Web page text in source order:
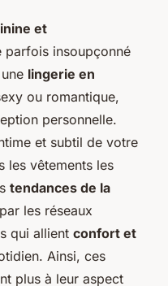
et
parfois insoupçonné
lingerie en
ou romantique,
personnelle.
et subtil de votre
les vêtements les
tendances de la
les réseaux
qui allient confort et
Ainsi, ces
plus à leur aspect